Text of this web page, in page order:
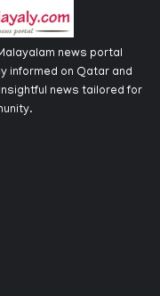
news portal
informed on Qatar and
news tailored for